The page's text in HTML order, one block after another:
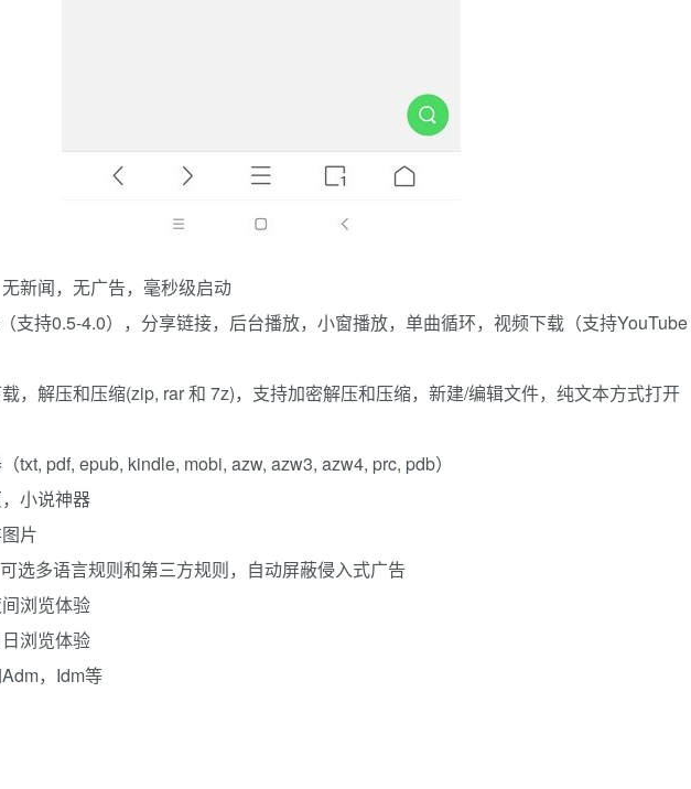
新闻，无广告，毫秒级启动
支持0.5-4.0），分享链接，后台播放，小窗播放，单曲循环，视频下载（支持YouTube
，解压和压缩(zip, rar 和 7z)，支持加密解压和压缩，新建/编辑文件，纯文本方式打开
txt, pdf, epub, kindle, mobi, azw, azw3, azw4, prc, pdb）
小说神器
片
选多语言规则和第三方规则，自动屏蔽侵入式广告
浏览体验
浏览体验
，Idm等